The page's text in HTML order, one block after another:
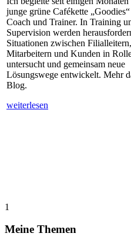
junge grüne Cafékette
Coach und Trainer. In Training
Supervision werden
Situationen zwischen Filialleitern,
Mitarbeitern und Kunden in
untersucht und gemeinsam neue
Lösungswege entwickelt. Mehr
Blog.
weiterlesen
1
Meine Themen